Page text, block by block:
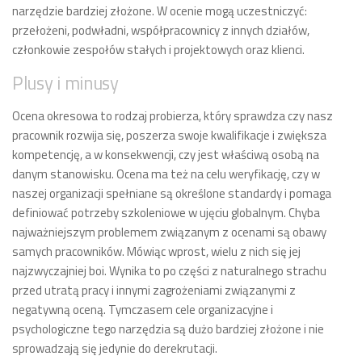
narzędzie bardziej złożone. W ocenie mogą uczestniczyć:
przełożeni, podwładni, współpracownicy z innych działów,
członkowie zespołów stałych i projektowych oraz klienci.
Plusy i minusy
Ocena okresowa to rodzaj probierza, który sprawdza czy nasz
pracownik rozwija się, poszerza swoje kwalifikacje i zwiększa
kompetencję, a w konsekwencji, czy jest właściwą osobą na
danym stanowisku. Ocena ma też na celu weryfikację, czy w
naszej organizacji spełniane są określone standardy i pomaga
definiować potrzeby szkoleniowe w ujęciu globalnym. Chyba
najważniejszym problemem związanym z ocenami są obawy
samych pracowników. Mówiąc wprost, wielu z nich się jej
najzwyczajniej boi. Wynika to po części z naturalnego strachu
przed utratą pracy i innymi zagrożeniami związanymi z
negatywną oceną. Tymczasem cele organizacyjne i
psychologiczne tego narzędzia są dużo bardziej złożone i nie
sprowadzają się jedynie do derekrutacji.